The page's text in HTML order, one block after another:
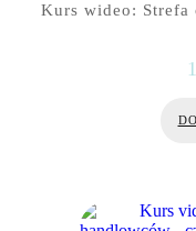
Kurs wideo: Strefa